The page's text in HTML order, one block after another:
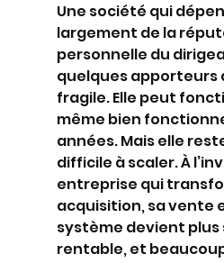
Une société qui
largement de la
personnelle du
quelques apporteurs
fragile. Elle peut
même bien
années. Mais elle
difficile à scaler. À
entreprise qui
acquisition, sa vente
système devient plus
rentable, et